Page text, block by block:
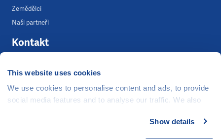
This website uses cookies
We use cookies to personalise content and ads, to provide
social media features and to analyse our traffic. We also
media, advertising and analytics partners who may
Show details
Zemědělci
Naši partneři
Kontakt
+420 739 283 983